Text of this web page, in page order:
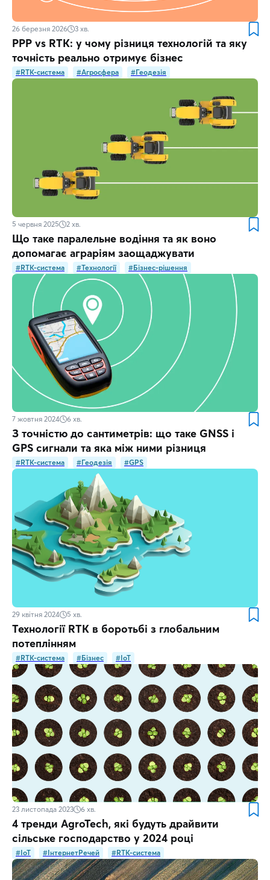
26 березня 2026 3 хв.
PPP vs RTK: у чому різниця технологій та яку
точність реально отримує бізнес
#RTK-система #Агросфера #Геодезія
5 червня 2025 2 хв.
Що таке паралельне водіння та як воно
допомагає аграріям заощаджувати
#RTK-система #Технології #Бізнес-рішення
7 жовтня 2024 6 хв.
З точністю до сантиметрів: що таке GNSS і
GPS сигнали та яка між ними різниця
#RTK-система #Геодезія #GPS
29 квітня 2024 5 хв.
Технології RTK в боротьбі з глобальним
потеплінням
#RTK-система #Бізнес #IoT
23 листопада 2023 6 хв.
4 тренди AgroTech, які будуть драйвити
сільське господарство у 2024 році
#IoT #ІнтернетРечей #RTK-система